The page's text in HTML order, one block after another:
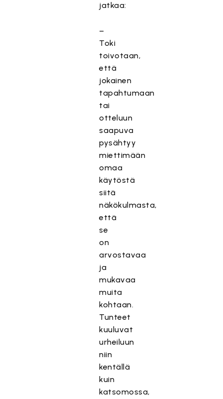
jatkaa:
–
Toki
toivotaan,
että
jokainen
tapahtumaan
tai
otteluun
saapuva
pysähtyy
miettimään
omaa
käytöstä
siitä
näkökulmasta,
että
se
on
arvostavaa
ja
mukavaa
muita
kohtaan.
Tunteet
kuuluvat
urheiluun
niin
kentällä
kuin
katsomossa,